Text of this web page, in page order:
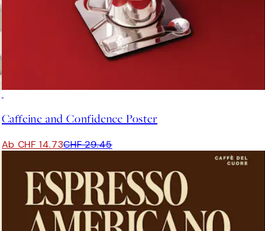
Caffeine and Confidence Poster
Ab CHF 14.73CHF 29.45